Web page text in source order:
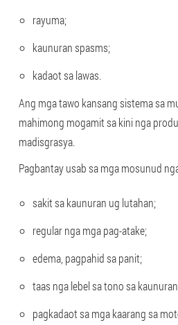
rayuma;
kaunuran spasms;
kadaot sa lawas.
Ang mga tawo kansang sistema sa
mahimong mogamit sa kini nga
madisgrasya.
Pagbantay usab sa mga mosunud
sakit sa kaunuran ug lutahan;
regular nga mga pag-atake;
edema, pagpahid sa panit;
taas nga lebel sa tono sa
pagkadaot sa mga kaarang sa